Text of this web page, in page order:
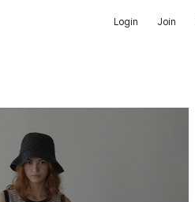
Login Join